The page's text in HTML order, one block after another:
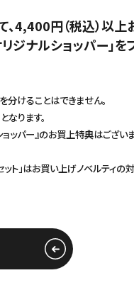
4,400円（税込）以上
ジナルショッパー」を
けることはできません。
ります。
ョッパー』のお買上特典はござい
ット」はお買い上げノベルティの